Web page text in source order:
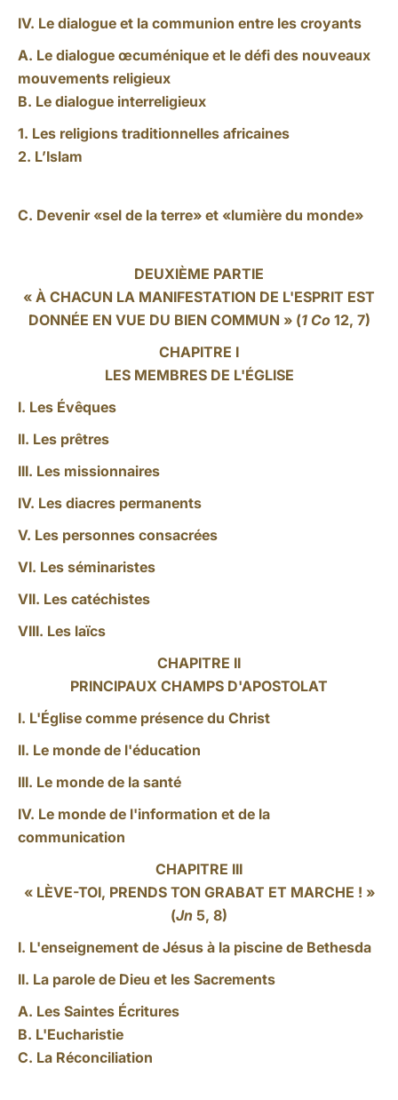
IV. Le dialogue et la communion entre les croyants
A. Le dialogue œcuménique et le défi des nouveaux
mouvements religieux
B. Le dialogue interreligieux
1. Les religions traditionnelles africaines
2. L’Islam
C. Devenir «sel de la terre» et «lumière du monde»
DEUXIÈME PARTIE
« À CHACUN LA MANIFESTATION DE L'ESPRIT EST
DONNÉE EN VUE DU BIEN COMMUN » (1 Co 12, 7)
CHAPITRE I
LES MEMBRES DE L'ÉGLISE
I. Les Évêques
II. Les prêtres
III. Les missionnaires
IV. Les diacres permanents
V. Les personnes consacrées
VI. Les séminaristes
VII. Les catéchistes
VIII. Les laïcs
CHAPITRE II
PRINCIPAUX CHAMPS D'APOSTOLAT
I. L'Église comme présence du Christ
II. Le monde de l'éducation
III. Le monde de la santé
IV. Le monde de l'information et de la
communication
CHAPITRE III
« LÈVE-TOI, PRENDS TON GRABAT ET MARCHE ! »
(Jn 5, 8)
I. L'enseignement de Jésus à la piscine de Bethesda
II. La parole de Dieu et les Sacrements
A. Les Saintes Écritures
B. L'Eucharistie
C. La Réconciliation